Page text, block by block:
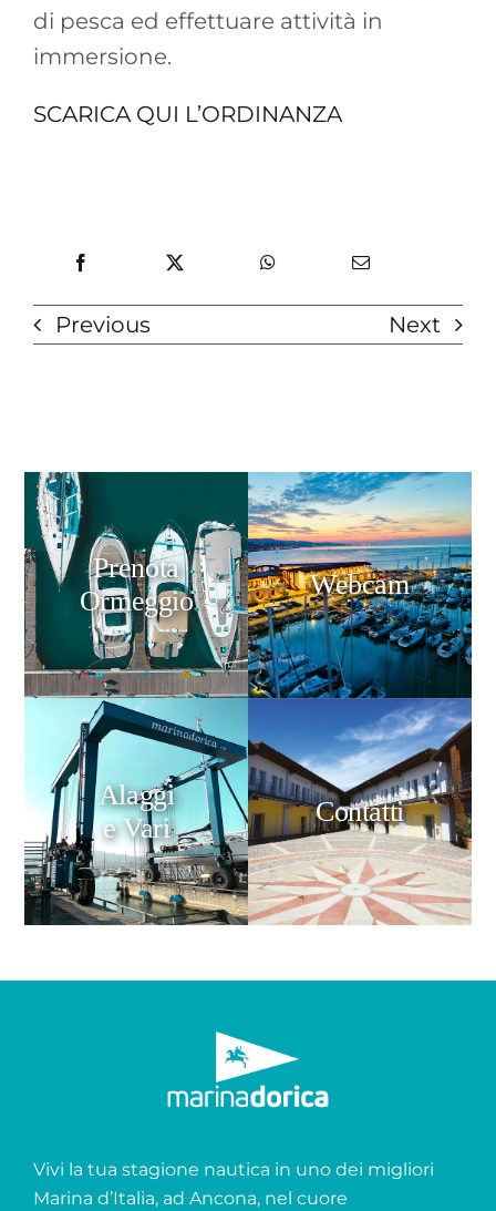
di pesca ed effettuare attività in
immersione.
SCARICA QUI L’ORDINANZA
Previous Next
Prenota
Ormeggio
Webcam
Alaggi
e Vari
Contatti
Vivi la tua stagione nautica in uno dei migliori
Marina d’Italia, ad Ancona, nel cuore